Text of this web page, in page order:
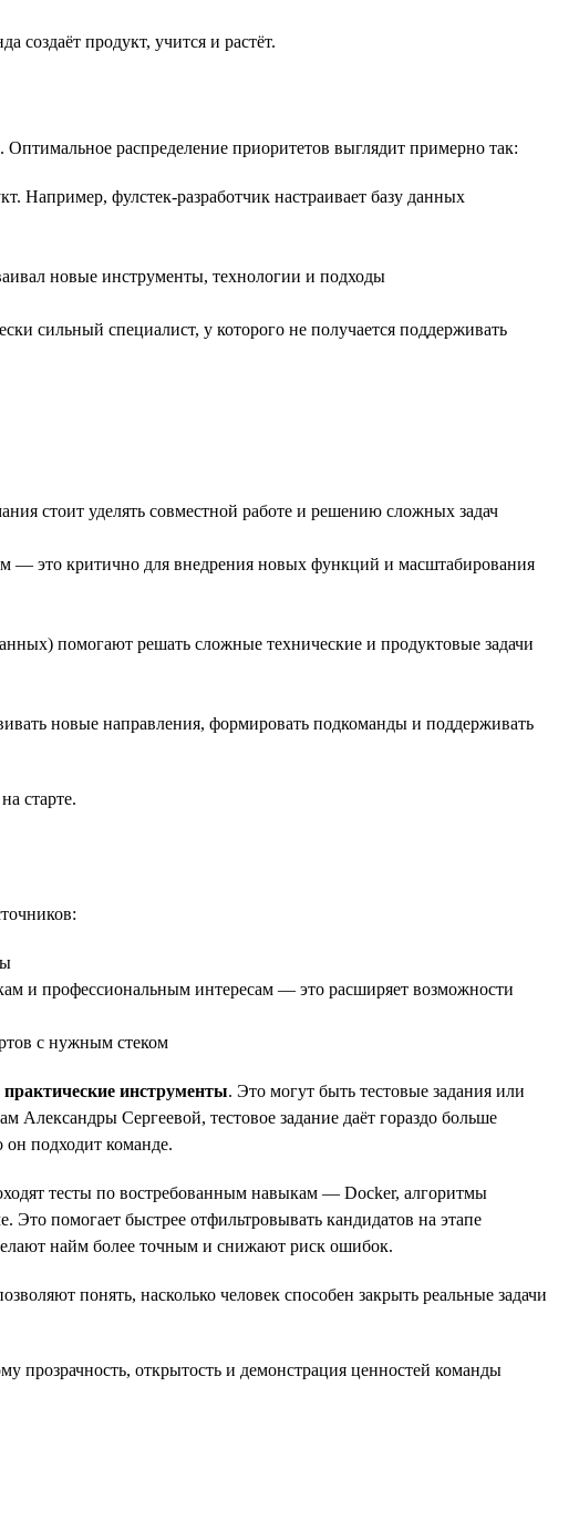
создаёт продукт, учится и растёт.
распределение приоритетов выглядит примерно так:
Например, фулстек-разработчик настраивает базу данных
новые инструменты, технологии и подходы
сильный специалист, у которого не получается поддерживать
стоит уделять совместной работе и решению сложных задач
— это критично для внедрения новых функций и масштабирования
помогают решать сложные технические и продуктовые задачи
новые направления, формировать подкоманды и поддерживать
старте.
и профессиональным интересам — это расширяет возможности
с нужным стеком
практические инструменты. Это могут быть тестовые задания или
Александры Сергеевой, тестовое задание даёт гораздо больше
подходит команде.
тесты по востребованным навыкам — Docker, алгоритмы
помогает быстрее отфильтровывать кандидатов на этапе
найм более точным и снижают риск ошибок.
понять, насколько человек способен закрыть реальные задачи
прозрачность, открытость и демонстрация ценностей команды